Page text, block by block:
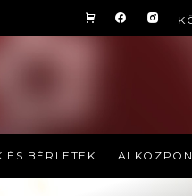
ÉS BÉRLETEK